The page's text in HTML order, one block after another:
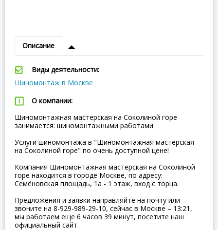
Описание
Виды деятельности:
Шиномонтаж в Москве
О компании:
Шиномонтажная мастерская на Соколиной горе
занимается: шиномонтажными работами.
Услуги шиномонтажа в "Шиномонтажная мастерская
на Соколиной горе" по очень доступной цене!
Компания Шиномонтажная мастерская на Соколиной
горе находится в городе Москве, по адресу:
Семёновская площадь, 1а - 1 этаж, вход с торца.
Предложения и заявки направляйте на почту или
звоните на 8-929-989-29-10, сейчас в Москве – 13:21,
мы работаем еще 6 часов 39 минут, посетите наш
официальный сайт.